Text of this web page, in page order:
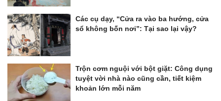
Các cụ dạy, “Cửa ra vào ba hướng, cửa
sổ không bốn nơi”: Tại sao lại vậy?
Trộn cơm nguội với bột giặt: Công dụng
tuyệt vời nhà nào cũng cần, tiết kiệm
khoản lớn mỗi năm